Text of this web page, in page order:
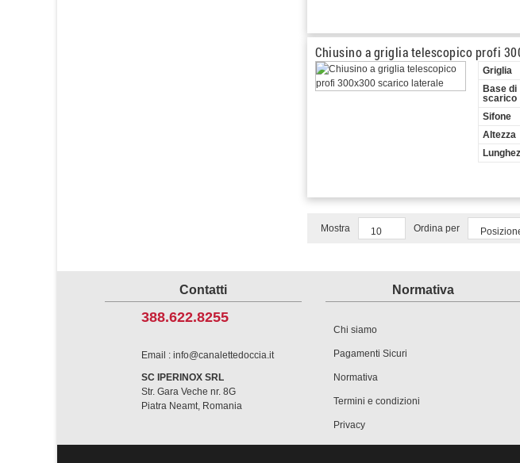
Chiusino a griglia telescopico profi
Griglia
Base di
scarico
Sifone
Altezza
Mostra Ordina per
Contatti
388.622.8255
Email : info@canalettedoccia.it
SC IPERINOX SRL
Str. Gara Veche nr. 8G
Piatra Neamt, Romania
Normativa
Chi siamo
Pagamenti Sicuri
Normativa
Termini e condizioni
Privacy